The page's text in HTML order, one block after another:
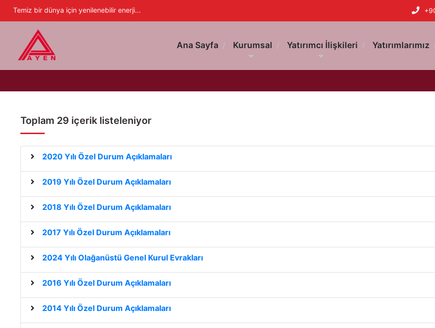
Ayen Enerji A.Ş
Temiz bir dünya için yenilenebilir enerji...
Ana Sayfa Kurumsal Yatırımcı İlişkileri Yatırımlarımız
Toplam 29 içerik listeleniyor
2020 Yılı Özel Durum Açıklamaları
2019 Yılı Özel Durum Açıklamaları
2018 Yılı Özel Durum Açıklamaları
2017 Yılı Özel Durum Açıklamaları
2024 Yılı Olağanüstü Genel Kurul Evrakları
2016 Yılı Özel Durum Açıklamaları
2014 Yılı Özel Durum Açıklamaları